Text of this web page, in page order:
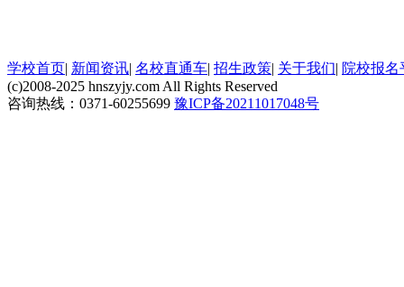
学校首页| 新闻资讯| 名校直通车| 招生政策| 关于我们| 院校报名
(c)2008-2025 hnszyjy.com All Rights Reserved
咨询热线：0371-60255699 豫ICP备20211017048号